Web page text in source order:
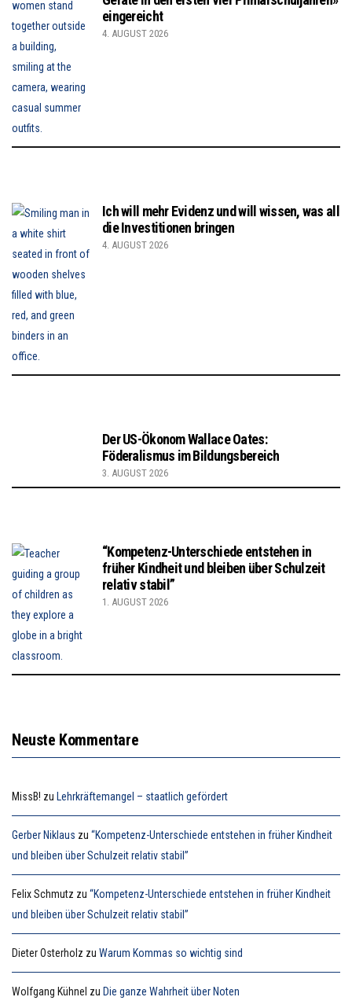
eingereicht
4. AUGUST 2026
Ich will mehr Evidenz und will wissen, was all
die Investitionen bringen
4. AUGUST 2026
Der US-Ökonom Wallace Oates:
Föderalismus im Bildungsbereich
3. AUGUST 2026
“Kompetenz-Unterschiede entstehen in
früher Kindheit und bleiben über Schulzeit
relativ stabil”
1. AUGUST 2026
Neuste Kommentare
MissB! zu Lehrkräftemangel – staatlich gefördert
Gerber Niklaus zu “Kompetenz-Unterschiede entstehen in früher Kindheit
und bleiben über Schulzeit relativ stabil”
Felix Schmutz zu “Kompetenz-Unterschiede entstehen in früher Kindheit
und bleiben über Schulzeit relativ stabil”
Dieter Osterholz zu Warum Kommas so wichtig sind
Wolfgang Kühnel zu Die ganze Wahrheit über Noten